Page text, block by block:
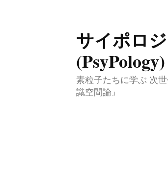
コ
ン
テ
ン
ツ
サイポロ
(PsyPology)
素粒子たちに学ぶ 次
識空間論』